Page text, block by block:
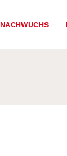
NACHWUCHS